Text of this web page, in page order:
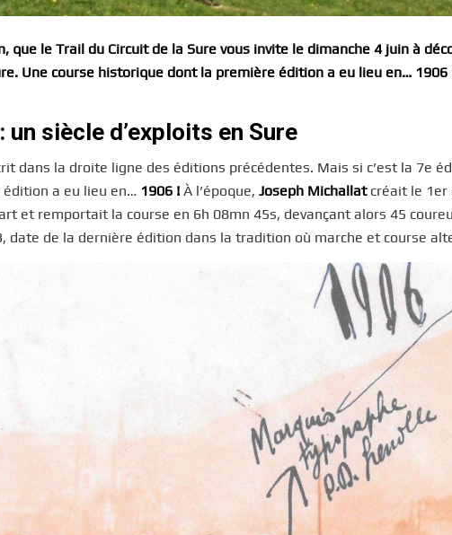
que le Trail du Circuit de la Sure vous invite le dimanche 4 juin à
Une course historique dont la première édition a eu lieu en… 1906
siècle d’exploits en Sure
dans la droite ligne des éditions précédentes. Mais si c’est la 7e
a eu lieu en… 1906 ! À l’époque, Joseph Michallat créait le 1er
et remportait la course en 6h 08mn 45s, devançant alors 45
date de la dernière édition dans la tradition où marche et course